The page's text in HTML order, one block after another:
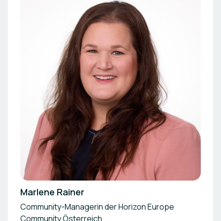
Marlene Rainer
Community-Managerin der Horizon Europe
Community Österreich